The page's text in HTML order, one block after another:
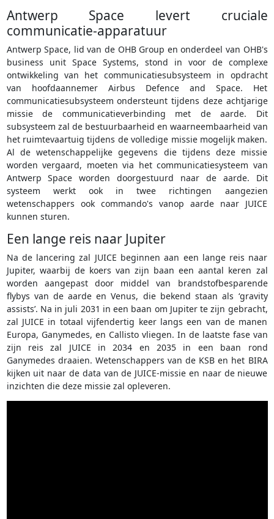
Antwerp Space levert cruciale
communicatie-apparatuur
Antwerp Space, lid van de OHB Group en onderdeel van OHB's
business unit Space Systems, stond in voor de complexe
ontwikkeling van het communicatiesubsysteem in opdracht
van hoofdaannemer Airbus Defence and Space. Het
communicatiesubsysteem ondersteunt tijdens deze achtjarige
missie de communicatieverbinding met de aarde. Dit
subsysteem zal de bestuurbaarheid en waarneembaarheid van
het ruimtevaartuig tijdens de volledige missie mogelijk maken.
Al de wetenschappelijke gegevens die tijdens deze missie
worden vergaard, moeten via het communicatiesysteem van
Antwerp Space worden doorgestuurd naar de aarde. Dit
systeem werkt ook in twee richtingen aangezien
wetenschappers ook commando's vanop aarde naar JUICE
kunnen sturen.
Een lange reis naar Jupiter
Na de lancering zal JUICE beginnen aan een lange reis naar
Jupiter, waarbij de koers van zijn baan een aantal keren zal
worden aangepast door middel van brandstofbesparende
flybys van de aarde en Venus, die bekend staan als ‘gravity
assists’. Na in juli 2031 in een baan om Jupiter te zijn gebracht,
zal JUICE in totaal vijfendertig keer langs een van de manen
Europa, Ganymedes, en Callisto vliegen. In de laatste fase van
zijn reis zal JUICE in 2034 en 2035 in een baan rond
Ganymedes draaien. Wetenschappers van de KSB en het BIRA
kijken uit naar de data van de JUICE-missie en naar de nieuwe
inzichten die deze missie zal opleveren.